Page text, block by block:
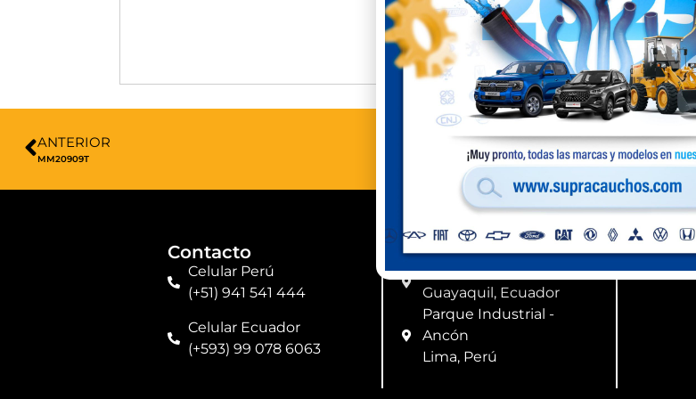
Compra
ANTERIOR
MM20909T
Contacto
Celular Perú
(+51) 941 541 444
Celular Ecuador
(+593) 99 078 6063
Ubicación
Km 8,5 vía a Daule
Guayaquil, Ecuador
Parque Industrial -
Ancón
Lima, Perú
Correo